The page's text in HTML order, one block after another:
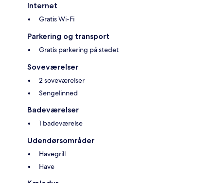
Internet
Gratis Wi-Fi
Parkering og transport
Gratis parkering på stedet
Soveværelser
2 soveværelser
Sengelinned
Badeværelser
1 badeværelse
Udendørsområder
Havegrill
Have